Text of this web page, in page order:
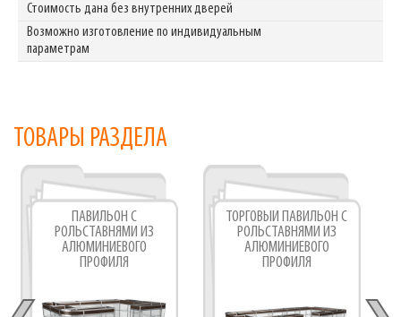
Стоимость дана без внутренних дверей
Возможно изготовление по индивидуальным
параметрам
ТОВАРЫ РАЗДЕЛА
ПАВИЛЬОН С
РОЛЬСТАВНЯМИ ИЗ
АЛЮМИНИЕВОГО
ПРОФИЛЯ
ТОРГОВЫЙ ПАВИЛЬОН С
РОЛЬСТАВНЯМИ ИЗ
АЛЮМИНИЕВОГО
ПРОФИЛЯ